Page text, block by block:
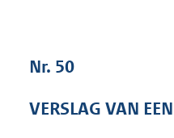
Nr. 50
VERSLAG VAN